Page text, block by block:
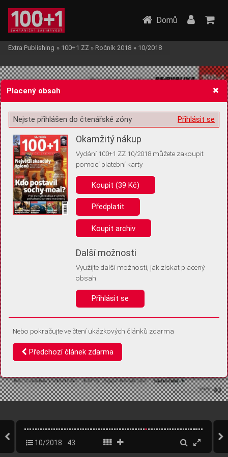
Žádost o souhlas s ukládáním volitelných informací
Pro základní fungování webu nepotřebujeme ukládat žádné informace
(tzv. cookies apod.). Rádi bychom vás ale požádali o souhlas s
uložením volitelných informací:
Anonymní unikátní ID
Díky němu příště poznáme, že se jedná o stejné zařízení, a
Identifikátor je zcela anonymní.
Vaše souhlasy a odmítnutí si ukládáme do vašeho zařízení, abychom se
vás už příště znovu neptali. Můžete je kdykoli později upravit ve Správě
Domů
Extra Publishing » 100+1 ZZ » Ročník 2018 » 10/2018
10/2018 43
Placený obsah
Přihlásit se
Nejste přihlášen do čtenářské zóny
Okamžitý nákup
Vydání 100+1 ZZ 10/2018 můžete zakoupit
pomocí platební karty
Koupit (39 Kč)
Předplatit
Koupit archiv
Další možnosti
Využijte další možnosti, jak získat placený
obsah
Přihlásit se
Nebo pokračujte ve čtení ukázkových článků zdarma
Předchozí článek zdarma